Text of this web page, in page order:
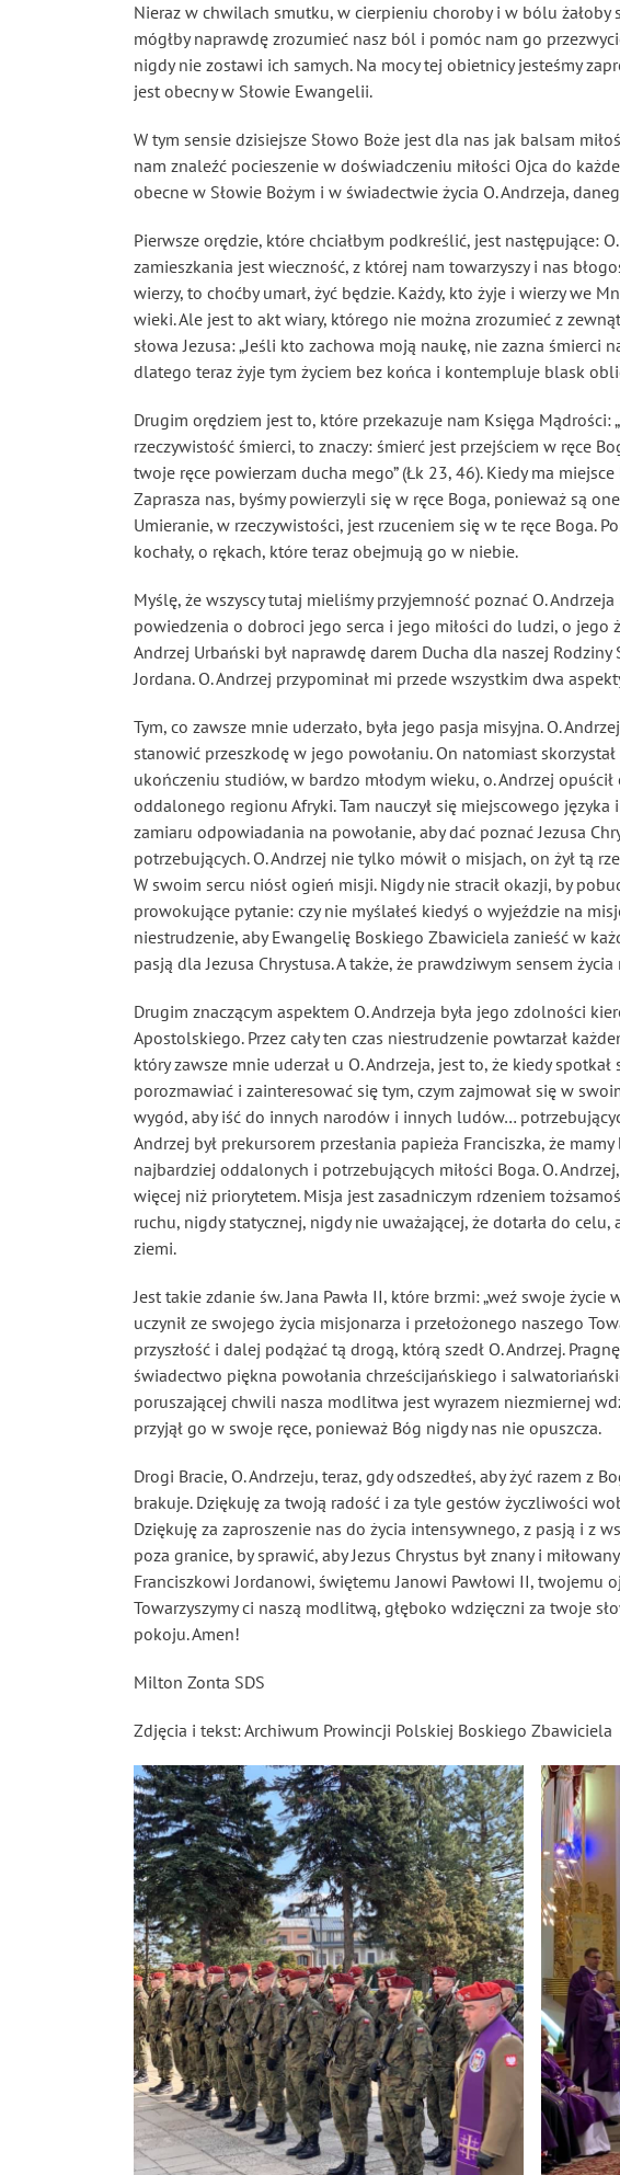
Nieraz w chwilach smutku, w cierpieniu choroby i w bólu żałoby
mógłby naprawdę zrozumieć nasz ból i pomóc nam go
nigdy nie zostawi ich samych. Na mocy tej obietnicy jesteśmy
jest obecny w Słowie Ewangelii.
W tym sensie dzisiejsze Słowo Boże jest dla nas jak balsam
nam znaleźć pocieszenie w doświadczeniu miłości Ojca do
obecne w Słowie Bożym i w świadectwie życia O. Andrzeja,
Pierwsze orędzie, które chciałbym podkreślić, jest następujące:
zamieszkania jest wieczność, z której nam towarzyszy i nas
wierzy, to choćby umarł, żyć będzie. Każdy, kto żyje i wierzy we
wieki. Ale jest to akt wiary, którego nie można zrozumieć z
słowa Jezusa: „Jeśli kto zachowa moją naukę, nie zazna śmierci
dlatego teraz żyje tym życiem bez końca i kontempluje blask
Drugim orędziem jest to, które przekazuje nam Księga Mądrości:
rzeczywistość śmierci, to znaczy: śmierć jest przejściem w ręce
twoje ręce powierzam ducha mego” (Łk 23, 46). Kiedy ma
Zaprasza nas, byśmy powierzyli się w ręce Boga, ponieważ są
Umieranie, w rzeczywistości, jest rzuceniem się w te ręce Boga.
kochały, o rękach, które teraz obejmują go w niebie.
Myślę, że wszyscy tutaj mieliśmy przyjemność poznać O.
powiedzenia o dobroci jego serca i jego miłości do ludzi, o
Andrzej Urbański był naprawdę darem Ducha dla naszej
Jordana. O. Andrzej przypominał mi przede wszystkim dwa
Tym, co zawsze mnie uderzało, była jego pasja misyjna. O.
stanowić przeszkodę w jego powołaniu. On natomiast
ukończeniu studiów, w bardzo młodym wieku, o. Andrzej
oddalonego regionu Afryki. Tam nauczył się miejscowego
zamiaru odpowiadania na powołanie, aby dać poznać Jezusa
potrzebujących. O. Andrzej nie tylko mówił o misjach, on żył tą
W swoim sercu niósł ogień misji. Nigdy nie stracił okazji, by
prowokujące pytanie: czy nie myślałeś kiedyś o wyjeździe na
niestrudzenie, aby Ewangelię Boskiego Zbawiciela zanieść w
pasją dla Jezusa Chrystusa. A także, że prawdziwym sensem
Drugim znaczącym aspektem O. Andrzeja była jego zdolności
Apostolskiego. Przez cały ten czas niestrudzenie powtarzał
który zawsze mnie uderzał u O. Andrzeja, jest to, że kiedy
porozmawiać i zainteresować się tym, czym zajmował się w
wygód, aby iść do innych narodów i innych ludów…
Andrzej był prekursorem przesłania papieża Franciszka, że
najbardziej oddalonych i potrzebujących miłości Boga. O.
więcej niż priorytetem. Misja jest zasadniczym rdzeniem
ruchu, nigdy statycznej, nigdy nie uważającej, że dotarła do
ziemi.
Jest takie zdanie św. Jana Pawła II, które brzmi: „weź swoje
uczynił ze swojego życia misjonarza i przełożonego naszego
przyszłość i dalej podążać tą drogą, którą szedł O. Andrzej.
świadectwo piękna powołania chrześcijańskiego i
poruszającej chwili nasza modlitwa jest wyrazem niezmiernej
przyjął go w swoje ręce, ponieważ Bóg nigdy nas nie opuszcza.
Drogi Bracie, O. Andrzeju, teraz, gdy odszedłeś, aby żyć razem
brakuje. Dziękuję za twoją radość i za tyle gestów życzliwości
Dziękuję za zaproszenie nas do życia intensywnego, z pasją i z
poza granice, by sprawić, aby Jezus Chrystus był znany i
Franciszkowi Jordanowi, świętemu Janowi Pawłowi II, twojemu
Towarzyszymy ci naszą modlitwą, głęboko wdzięczni za twoje
pokoju. Amen!
Milton Zonta SDS
Zdjęcia i tekst: Archiwum Prowincji Polskiej Boskiego Zbawiciela